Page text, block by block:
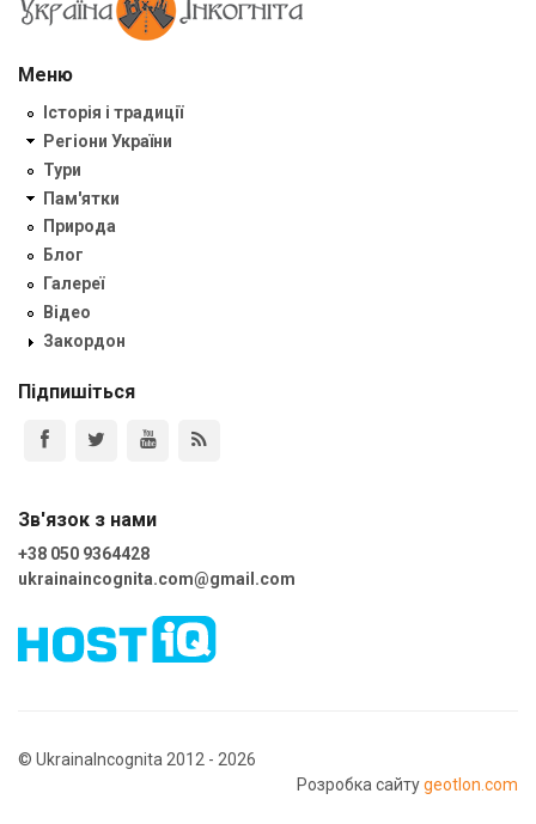
Меню
Історія і традиції
Регіони України
Тури
Пам'ятки
Природа
Блог
Галереї
Відео
Закордон
Підпишіться
Зв'язок з нами
+38 050 9364428
ukrainaincognita.com@gmail.com
© UkrainaIncognita 2012 - 2026
Розробка сайтуgeotlon.com